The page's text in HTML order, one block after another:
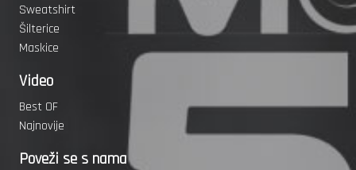
Sweatshirt
Šilterice
Maskice
Video
Best OF
Najnovije
Poveži se s nama